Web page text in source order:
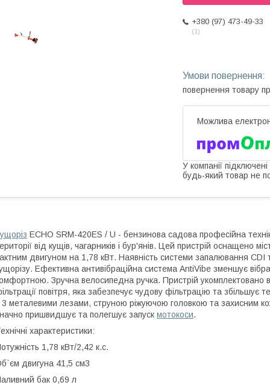
+380 (97) 473-49-33
1
повернення товару
У компанії
будь-який товар не
ECHO SRM-420ES / U - бензинова садова професійна
від кущів, чагарників і бур'янів. Цей пристрій оснащено
двигуном на 1,78 кВт. Наявність системи запалювання CDI
Ефективна антивібраційна система AntiVibe зменшує
Зручна велосипедна ручка. Пристрій
повітря, яка забезпечує чудову фільтрацію та
3 металевими лезами, струною ріжуючою головкою та захисним
пришвидшує та полегшує запуск мотокоси.
характеристики:
1,78 кВт/2,42 к.с.
двигуна 41,5 см3
бак 0,69 л